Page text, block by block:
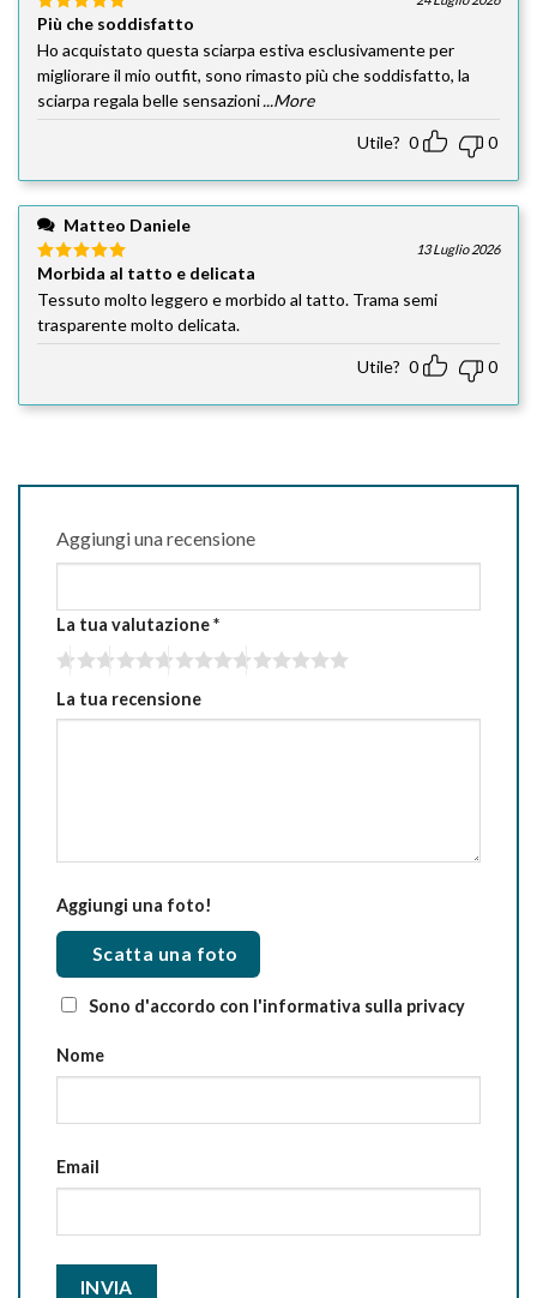
Valutato5
su 5
Più che soddisfatto
Ho acquistato questa sciarpa estiva esclusivamente per
migliorare il mio outfit, sono rimasto più che soddisfatto, la
sciarpa regala belle sensazioni...More
Utile? 0 0
Matteo Daniele
Valutato5
su 5
13 Luglio 2026
Morbida al tatto e delicata
Tessuto molto leggero e morbido al tatto. Trama semi
trasparente molto delicata.
Utile? 0 0
Aggiungi una recensione
La tua valutazione*
La tua recensione
Aggiungi una foto!
Scatta una foto
Sono d'accordo con l'informativa sulla privacy
Nome
Email